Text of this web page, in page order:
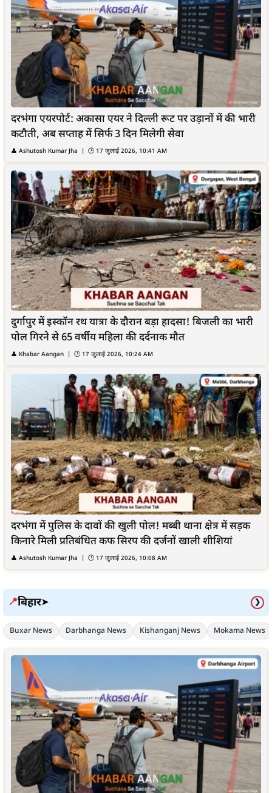
दरभंगा एयरपोर्ट: अकासा एयर ने दिल्ली रूट पर उड़ानों में की भारी
कटौती, अब सप्ताह में सिर्फ 3 दिन मिलेगी सेवा
👤 Ashutosh Kumar Jha | 🕒 17 जुलाई 2026, 10:41 AM
दुर्गापुर में इस्कॉन रथ यात्रा के दौरान बड़ा हादसा! बिजली का भारी
पोल गिरने से 65 वर्षीय महिला की दर्दनाक मौत
👤 Khabar Aangan | 🕒 17 जुलाई 2026, 10:24 AM
दरभंगा में पुलिस के दावों की खुली पोल! मब्बी थाना क्षेत्र में सड़क
किनारे मिली प्रतिबंधित कफ सिरप की दर्जनों खाली शीशियां
👤 Ashutosh Kumar Jha | 🕒 17 जुलाई 2026, 10:08 AM
📍बिहार➤ ❯
Buxar News Darbhanga News Kishanganj News Mokama News